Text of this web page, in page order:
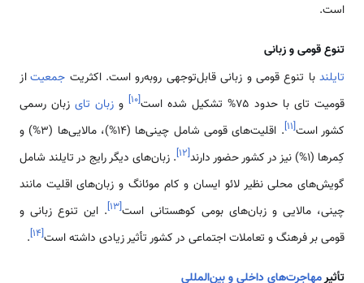
است.
تنوع قومی و زبانی
تایلندبا تنوع قومی و زبانی قابل‌توجهی روبه‌رو است. اکثریت جمعیتاز
قومیت تای با حدود ۷۵% تشکیل شده است
[۱۰] و زبان تای زبان رسمی
کشور است[۱۱]
. اقلیت‌های قومی شامل چینی‌ها (۱۴%)، مالایی‌ها (۳%) و
کِمرها (۱%) نیز در کشور حضور دارند
[۱۲]. زبان‌های دیگر رایج در تایلند شامل
گویش‌های محلی نظیر لائو ایسان و کام موئانگ و زبان‌های اقلیت مانند
چینی، مالایی و زبان‌های بومی کوهستانی است[۱۳]. این تنوع زبانی و
قومی بر فرهنگ و تعاملات اجتماعی در کشور تأثیر زیادی داشته است[۱۴]
.
تأثیرمهاجرت‌های داخلی و بین‌المللی